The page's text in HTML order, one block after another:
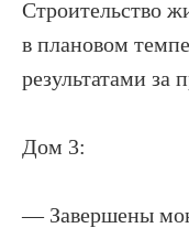
Строительство
в плановом
результатами
Дом 3:
— Завершены